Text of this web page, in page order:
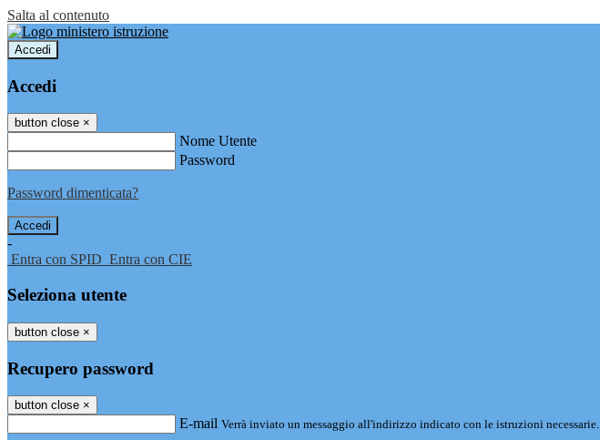
Salta al contenuto
Accedi
Accedi
button close ×
Nome Utente
Password
Password dimenticata?
-
Entra con SPID Entra con CIE
Seleziona utente
button close ×
Recupero password
button close ×
E-mail Verrà inviato un messaggio all'indirizzo indicato con le istruzioni necessarie.